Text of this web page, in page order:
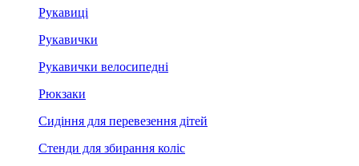
Рукавиці
Рукавички
Рукавички велосипедні
Рюкзаки
Сидіння для перевезення дітей
Стенди для збирання коліс